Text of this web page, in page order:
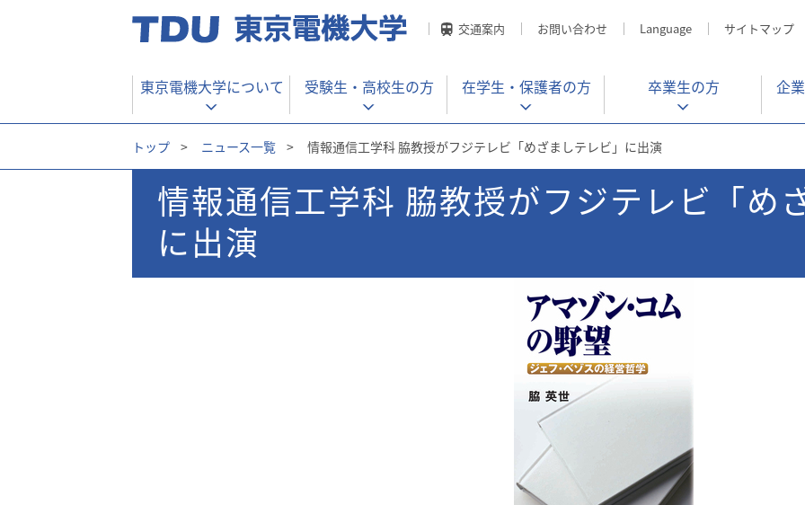
交通案内 お問い合わせ Language サイトマップ
東京電機大学について 受験生・ 高校生の方 在学生・ 保護者の方 卒業生の方 企
トップ > ニュース一覧 > 情報通信工学科 脇教授がフジテレビ「めざましテレビ」に出演
情報通信工学科 脇教授がフジテレビ「め
に出演